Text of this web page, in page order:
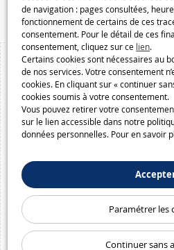
de navigation : pages consultées,
fonctionnement de certains de ces
consentement. Pour le détail de ces
consentement, cliquez sur ce lien.
Certains cookies sont nécessaires au
de nos services. Votre consentement
cookies. En cliquant sur « continuer
cookies soumis à votre consentement.
Vous pouvez retirer votre
sur le lien accessible dans notre
données personnelles. Pour en savoir
Paramétrer les
Continuer sans
Macway.com